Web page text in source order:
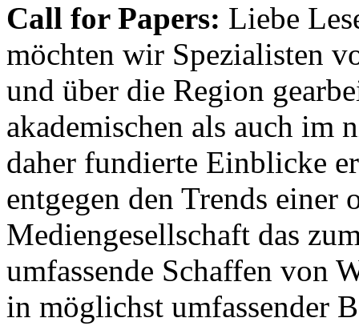
Call for Papers: Liebe
möchten wir Spezialisten
und über die Region
akademischen als auch im
daher fundierte Einblicke
entgegen den Trends einer
Mediengesellschaft das
umfassende Schaffen von
in möglichst umfassender